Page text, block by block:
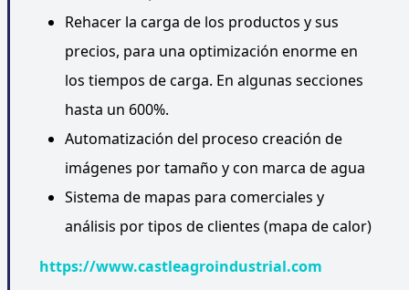
Rehacer la carga de los productos y sus
precios, para una optimización enorme en
los tiempos de carga. En algunas secciones
hasta un 600%.
Automatización del proceso creación de
imágenes por tamaño y con marca de agua
Sistema de mapas para comerciales y
análisis por tipos de clientes (mapa de calor)
https://www.castleagroindustrial.com